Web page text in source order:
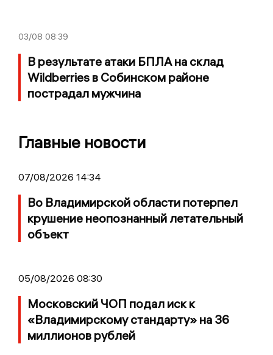
03/08 08:39
В результате атаки БПЛА на склад
Wildberries в Собинском районе
пострадал мужчина
Главные новости
07/08/2026 14:34
Во Владимирской области потерпел
крушение неопознанный летательный
объект
05/08/2026 08:30
Московский ЧОП подал иск к
«Владимирскому стандарту» на 36
миллионов рублей